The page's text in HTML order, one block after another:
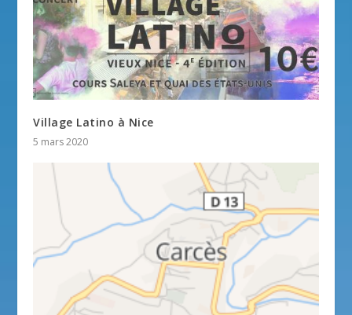
Village Latino à Nice
5 mars 2020